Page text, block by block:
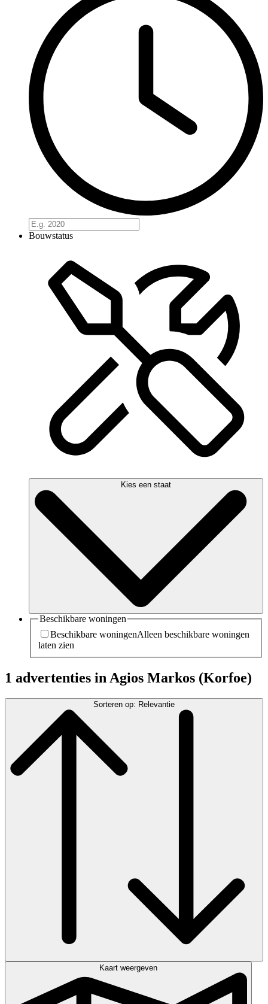
Bouwstatus
Kies een staat
Beschikbare woningen
Beschikbare woningenAlleen beschikbare woningen
laten zien
1 advertenties in Agios Markos (Korfoe)
Sorteren op: Relevantie
Kaart weergeven